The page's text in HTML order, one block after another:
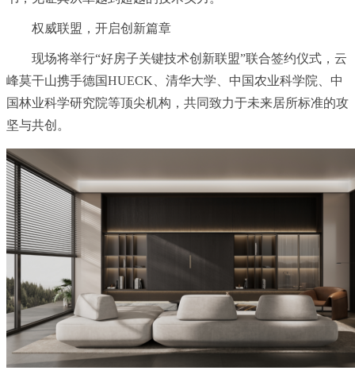
权威联盟，开启创新篇章
现场将举行“好房子关键技术创新联盟”联合签约仪式，云
峰莫干山携手德国HUECK、清华大学、中国农业科学院、中
国林业科学研究院等顶尖机构，共同致力于未来居所标准的攻
坚与共创。